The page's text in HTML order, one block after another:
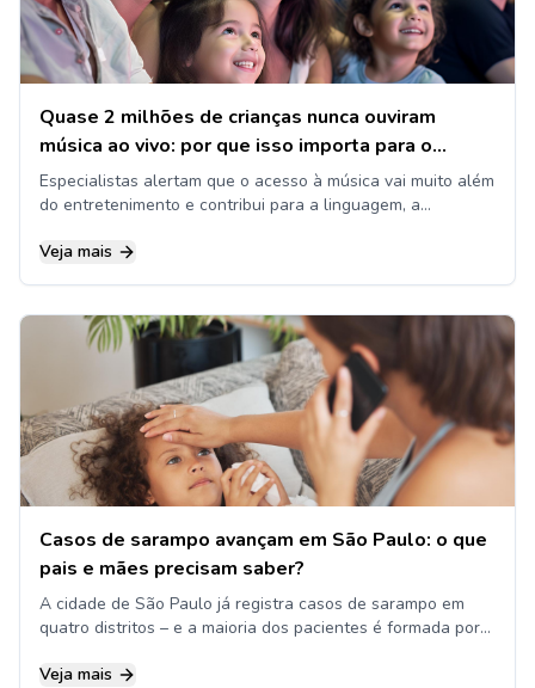
Quase 2 milhões de crianças nunca ouviram
música ao vivo: por que isso importa para o
desenvolvimento?
Especialistas alertam que o acesso à música vai muito além
do entretenimento e contribui para a linguagem, a
Veja mais
Casos de sarampo avançam em São Paulo: o que
pais e mães precisam saber?
A cidade de São Paulo já registra casos de sarampo em
quatro distritos – e a maioria dos pacientes é formada por
Veja mais